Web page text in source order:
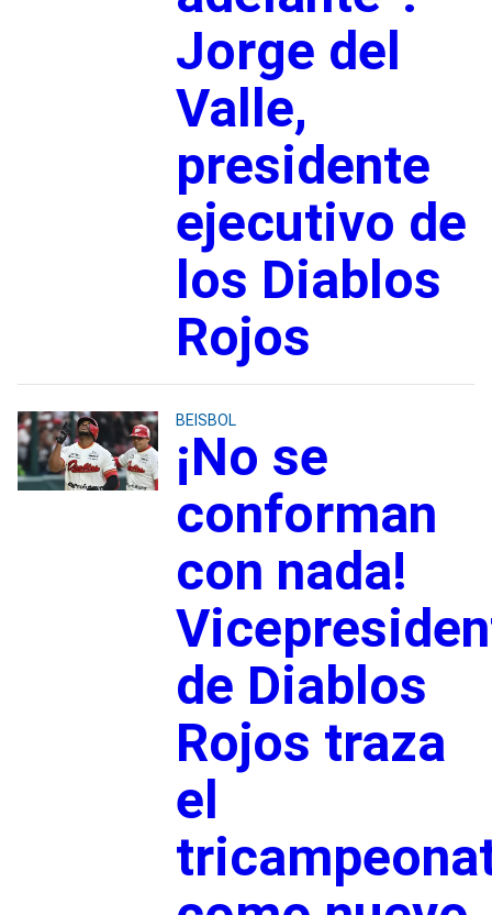
Jorge del
Valle,
presidente
ejecutivo de
los Diablos
Rojos
BEISBOL
¡No se
conforman
con nada!
de Diablos
Rojos traza
el